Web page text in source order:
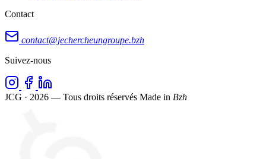
Contact
contact@jechercheungroupe.bzh
Suivez-nous
JCG · 2026 — Tous droits réservés Made in Bzh